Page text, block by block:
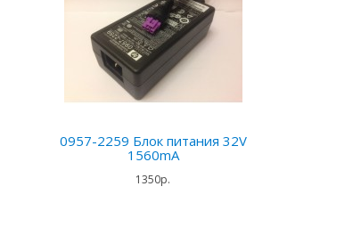
0957-2259 Блок питания 32V
1560mA
1350р.